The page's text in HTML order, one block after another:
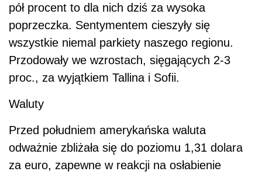
pół procent to dla nich dziś za wysoka
poprzeczka. Sentymentem cieszyły się
wszystkie niemal parkiety naszego regionu.
Przodowały we wzrostach, sięgających 2-3
proc., za wyjątkiem Tallina i Sofii.
Waluty
Przed południem amerykańska waluta
odważnie zbliżała się do poziomu 1,31 dolara
za euro, zapewne w reakcji na osłabienie